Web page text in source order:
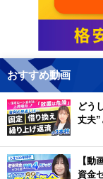
おすすめ動画
どう
丈夫”
【動
資金